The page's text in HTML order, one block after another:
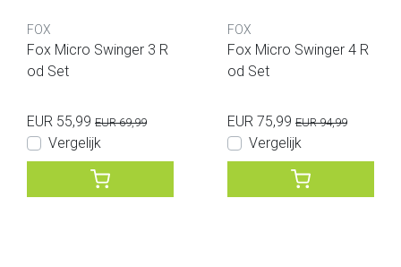
FOX
Fox Micro Swinger 3 R
od Set
EUR 55,99 EUR 69,99
Vergelijk
FOX
Fox Micro Swinger 4 R
od Set
EUR 75,99 EUR 94,99
Vergelijk